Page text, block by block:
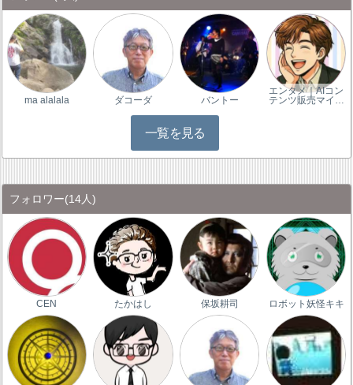
ma alalala ダコーダ バントー
エンタメ｜AIコン
テンツ販売マイ…
一覧を見る
フォロワー(14人)
CEN たかはし 保坂耕司 ロボット妖怪キキ